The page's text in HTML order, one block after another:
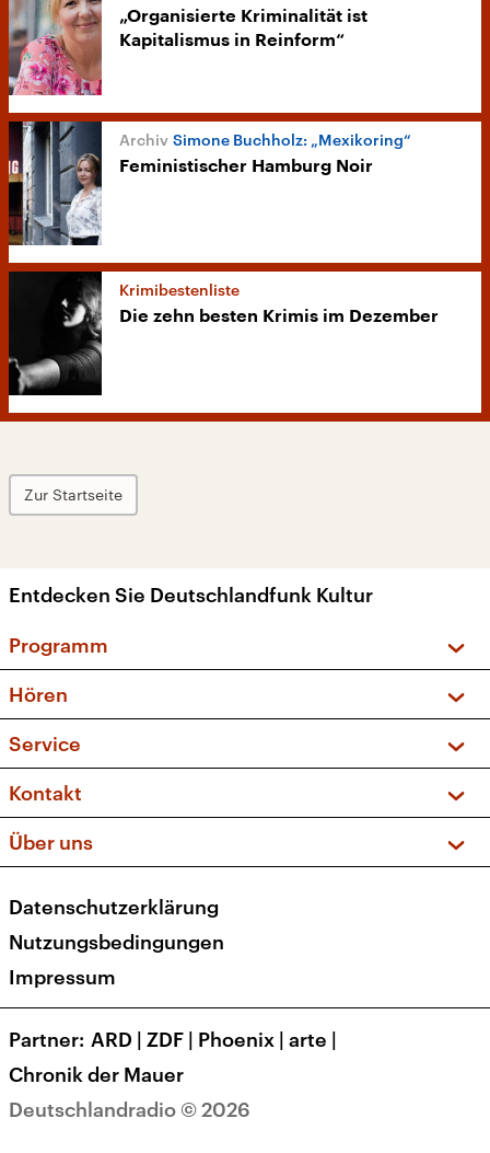
„Organisierte Kriminalität ist
Kapitalismus in Reinform“
Simone Buchholz: „Mexikoring“
Feministischer Hamburg Noir
Krimibestenliste
Die zehn besten Krimis im Dezember
Zur Startseite
Entdecken Sie Deutschlandfunk Kultur
Programm
Sendungen und Podcasts
Musikliste
Kakadu – Das Kinderprogramm
Hören
Frequenzen (UKW + DAB+)
Service
FAQ
Apps
Newsletter
Veranstaltungen
Kontakt
Social Media
Über uns
Presse
Karriere
Transparenz
Deutschlandradio © 2026
Datenschutzerklärung
Nutzungsbedingungen
Impressum
Partner ARD | ZDF | Phoenix | arte |
Chronik der Mauer